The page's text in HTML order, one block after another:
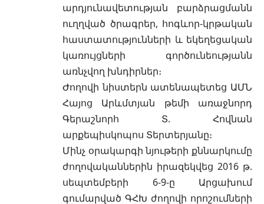
արդյունավետության բարձրացմանն
ուղղված ծրագրեր, հոգևոր-կրթական
հաստատությունների և եկեղեցական
կառույցների գործունեությանն
առնչվող խնդիրներ։
Ժողովի նիստերն ատենապետեց ԱՄՆ
Հայոց Արևմտյան թեմի առաջնորդ
Գերաշնորհ Տ. Հովնան
արքեպիսկոպոս Տերտերյանը։
Մինչ օրակարգի նյութերի քննարկումը
ժողովականներին իրազեկվեց 2016 թ.
սեպտեմբերի 6-9-ը Արցախում
գումարված ԳՀԽ ժողովի որոշումների